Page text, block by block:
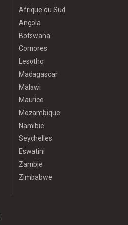
Afrique du Sud
Angola
Botswana
Comores
Lesotho
Madagascar
Malawi
Maurice
Mozambique
Namibie
Seychelles
Eswatini
Zambie
Zimbabwe